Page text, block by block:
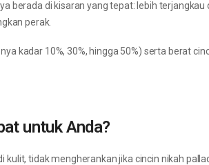
berada di kisaran yang tepat: lebih terjangkau
perak.
kadar 10%, 30%, hingga 50%) serta berat
untuk Anda?
tidak mengherankan jika cincin nikah